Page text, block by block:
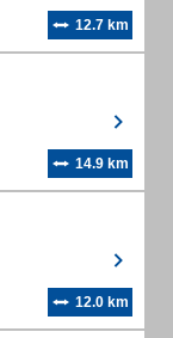
12.7 km
14.9 km
12.0 km